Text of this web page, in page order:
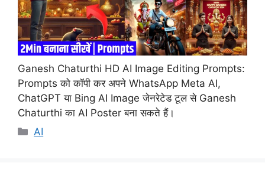
Ganesh Chaturthi HD AI Image Editing Prompts:
Prompts को कॉपी कर अपने WhatsApp Meta AI,
ChatGPT या Bing AI Image जेनरेटेड टूल से Ganesh
Chaturthi का AI Poster बना सकते हैं।
Categories
AI